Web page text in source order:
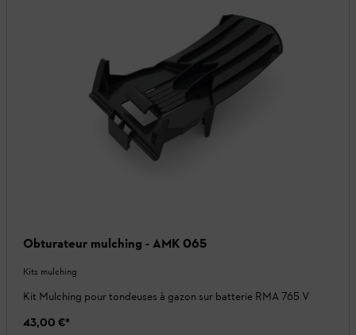
Obturateur mulching - AMK 065
Kits mulching
Kit Mulching pour tondeuses à gazon sur batterie RMA 765 V
43,00 €*